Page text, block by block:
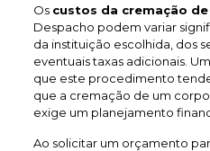
Os custos da cremação
Despacho podem variar
da instituição escolhida, dos
eventuais taxas adicionais.
que este procedimento
que a cremação de um
exige um planejamento
Ao solicitar um orçamento